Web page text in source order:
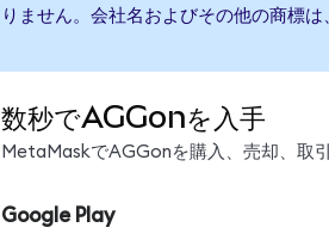
りません。会社名およびその他の商標
数秒でAGGonを入手
MetaMaskでAGGonを購入、売却、取
Google Play